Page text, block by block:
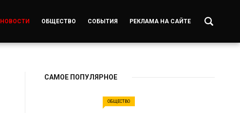
НОВОСТИ ОБЩЕСТВО СОБЫТИЯ РЕКЛАМА НА САЙТЕ
САМОЕ ПОПУЛЯРНОЕ
ОБЩЕСТВО